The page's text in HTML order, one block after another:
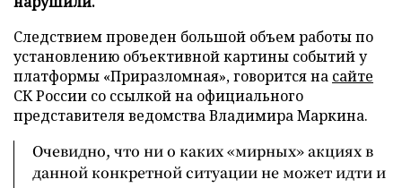
Следствием проведен большой объем работы по
установлению объективной картины событий у
платформы «Приразломная», говорится на сайте
СК России со ссылкой на официального
представителя ведомства Владимира Маркина.
Очевидно, что ни о каких «мирных» акциях в
данной конкретной ситуации не может идти и